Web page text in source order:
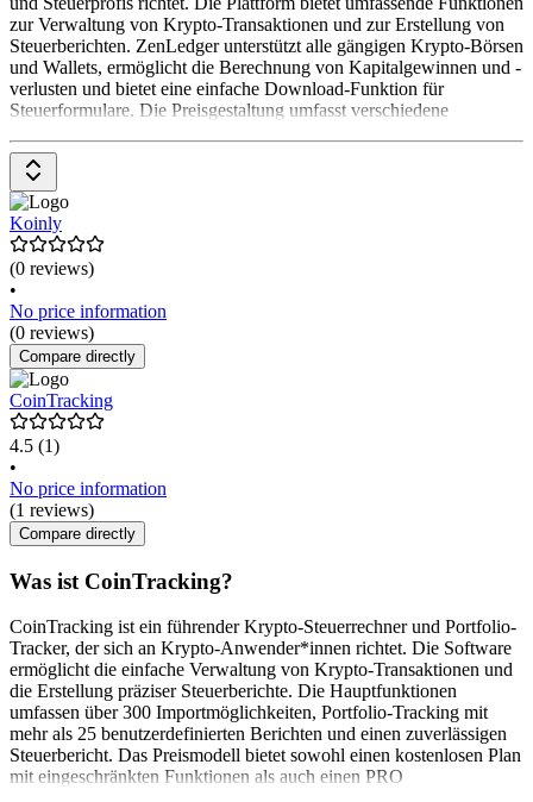
zur Verwaltung von Krypto-Transaktionen und zur Erstellung von
Steuerberichten. ZenLedger unterstützt alle gängigen Krypto-Börsen
und Wallets, ermöglicht die Berechnung von Kapitalgewinnen und -
verlusten und bietet eine einfache Download-Funktion für
Steuerformulare. Die Preisgestaltung umfasst verschiedene
Koinly
(0 reviews)
•
No price information
(0 reviews)
Compare directly
CoinTracking
4.5 (1)
•
No price information
(1 reviews)
Compare directly
Was ist CoinTracking?
CoinTracking ist ein führender Krypto-Steuerrechner und Portfolio-
Tracker, der sich an Krypto-Anwender*innen richtet. Die Software
ermöglicht die einfache Verwaltung von Krypto-Transaktionen und
die Erstellung präziser Steuerberichte. Die Hauptfunktionen
umfassen über 300 Importmöglichkeiten, Portfolio-Tracking mit
mehr als 25 benutzerdefinierten Berichten und einen zuverlässigen
Steuerbericht. Das Preismodell bietet sowohl einen kostenlosen Plan
mit eingeschränkten Funktionen als auch einen PRO